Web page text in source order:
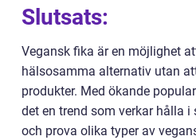
Slutsats:
Vegansk fika är en möjlighet
hälsosamma alternativ utan
produkter. Med ökande
det en trend som verkar hålla
och prova olika typer av